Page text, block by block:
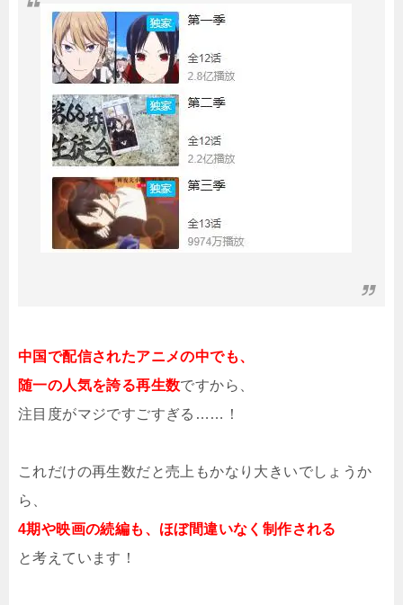
中国で配信されたアニメの中でも、
随一の人気を誇る再生数ですから、
注目度がマジですごすぎる……！
これだけの再生数だと売上もかなり大きいでしょうか
ら、
4期や映画の続編も、ほぼ間違いなく制作される
と考えています！